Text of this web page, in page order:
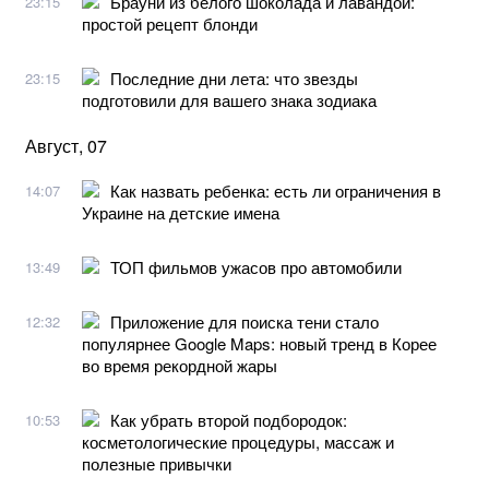
простой рецепт блонди
23:15
Последние дни лета: что звезды
подготовили для вашего знака зодиака
Август, 07
14:07
Как назвать ребенка: есть ли ограничения в
Украине на детские имена
13:49 ТОП фильмов ужасов про автомобили
12:32
Приложение для поиска тени стало
популярнее Google Maps: новый тренд в Корее
во время рекордной жары
10:53
Как убрать второй подбородок:
косметологические процедуры, массаж и
полезные привычки